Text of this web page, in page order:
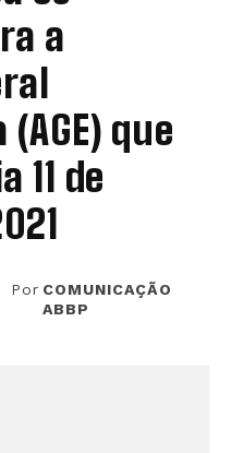
a
que
11 de
Por COMUNICAÇÃO
ABBP